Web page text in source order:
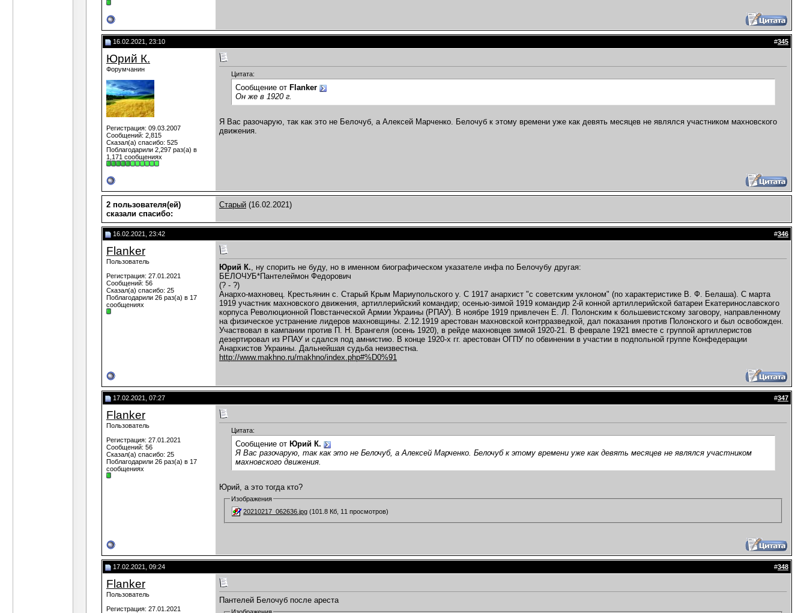
16.02.2021, 23:10 #345
Юрий К.
Форумчанин
Регистрация: 09.03.2007
Сообщений: 2,815
Сказал(а) спасибо: 525
Поблагодарили 2,297 раз(а) в
1,171 сообщениях
Цитата:
Сообщение от Flanker
Он же в 1920 г.
Я Вас разочарую, так как это не Белочуб, а Алексей Марченко. Белочуб к этому времени уже как девять месяцев не являлся участником махновского
движения.
2 пользователя(ей)
сказали cпасибо:
Старый (16.02.2021)
16.02.2021, 23:42 #346
Flanker
Пользователь
Регистрация: 27.01.2021
Сообщений: 56
Сказал(а) спасибо: 25
Поблагодарили 26 раз(а) в 17
сообщениях
Юрий К., ну спорить не буду, но в именном биографическом указателе инфа по Белочубу другая:
БЕЛОЧУБ*Пантелеймон Федорович
(? - ?)
Анархо-махновец. Крестьянин с. Старый Крым Мариупольского у. С 1917 анархист "с советским уклоном" (по характеристике В. Ф. Белаша). С марта
1919 участник махновского движения, артиллерийский командир; осенью-зимой 1919 командир 2-й конной артиллерийской батареи Екатеринославского
корпуса Революционной Повстанческой Армии Украины (РПАУ). В ноябре 1919 привлечен Е. Л. Полонским к большевистскому заговору, направленному
на физическое устранение лидеров махновщины. 2.12.1919 арестован махновской контрразведкой, дал показания против Полонского и был освобожден.
Участвовал в кампании против П. Н. Врангеля (осень 1920), в рейде махновцев зимой 1920-21. В феврале 1921 вместе с группой артиллеристов
дезертировал из РПАУ и сдался под амнистию. В конце 1920-х гг. арестован ОГПУ по обвинении в участии в подпольной группе Конфедерации
Анархистов Украины. Дальнейшая судьба неизвестна.
http://www.makhno.ru/makhno/index.php#%D0%91
17.02.2021, 07:27 #347
Flanker
Пользователь
Регистрация: 27.01.2021
Сообщений: 56
Сказал(а) спасибо: 25
Поблагодарили 26 раз(а) в 17
сообщениях
Цитата:
Сообщение от Юрий К.
Я Вас разочарую, так как это не Белочуб, а Алексей Марченко. Белочуб к этому времени уже как девять месяцев не являлся участником
махновского движения.
Юрий, а это тогда кто?
Изображения
20210217_062636.jpg (101.8 Кб, 11 просмотров)
17.02.2021, 09:24 #348
Flanker
Пользователь
Регистрация: 27.01.2021
Пантелей Белочуб после ареста